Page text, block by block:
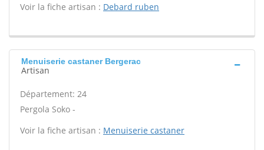
Voir la fiche artisan : Debard ruben
Menuiserie castaner Bergerac
Artisan
Département: 24
Pergola Soko -
Voir la fiche artisan : Menuiserie castaner